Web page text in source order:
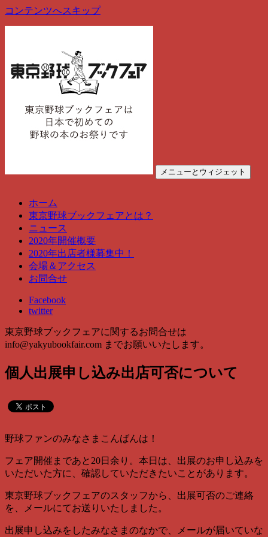
コンテンツへスキップ
メニューとウィジェット
ホーム
東京野球ブックフェアとは？
ニュース
2020年開催概要
2020年出店者様募集中！
会場＆アクセス
お問合せ
Facebook
twitter
東京野球ブックフェアに関するお問合せは
info@yakyubookfair.com までお願いいたします。
個人出展申し込み出店可否について
野球ファンのみなさまこんばんは！
フェア開催まであと20日余り。本日は、出展のお申し込みを
いただいた方に、確認していただきたいことがあります。
東京野球ブックフェアのスタッフから、出展可否のご連絡
を、メールにてお送りいたしました。
出展申し込みをしたみなさまのなかで、メールが届いていな